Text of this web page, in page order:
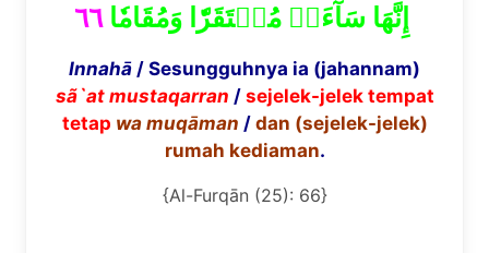
إِنَّهَا سَآءَتۡ مُسۡتَقَرّٗا وَمُقَامٗا٦٦
Innahā / Sesungguhnya ia (jahannam)
sã`at mustaqarran /sejelek-jelek tempat
tetap wa muqāman / dan (sejelek-jelek)
rumah kediaman.
{Al-Furqān (25): 66}